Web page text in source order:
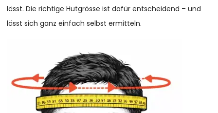
lässt. Die richtige Hutgrösse ist dafür entscheidend – und
lässt sich ganz einfach selbst ermitteln.